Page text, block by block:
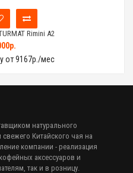
Rimini A2
от 9167р./мес
натурального
Китайского чая на
компании - реализация
аксессуаров и
так и в розницу.